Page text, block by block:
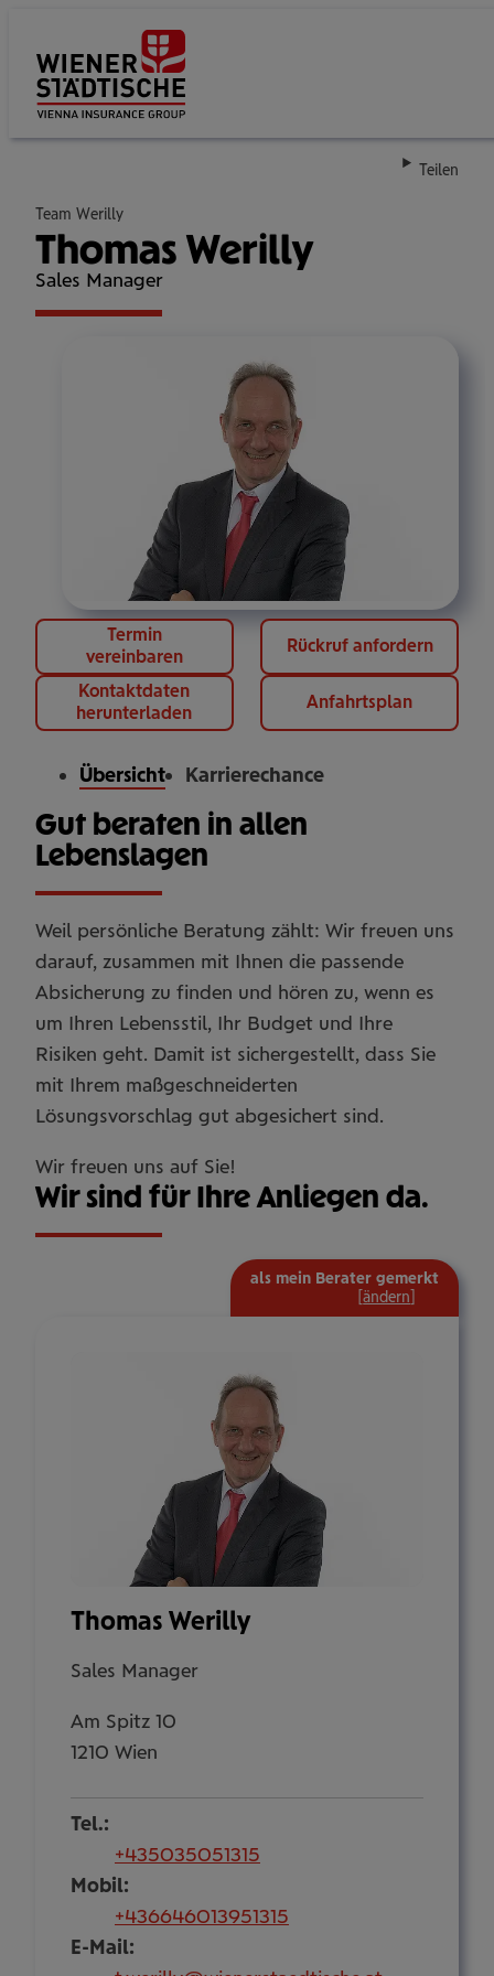
Teilen
Team Werilly
Thomas Werilly
Sales Manager
Termin
vereinbaren
Rückruf anfordern
Kontaktdaten
herunterladen
Anfahrtsplan
Übersicht Karrierechance
Gut beraten in allen
Lebenslagen
Weil persönliche Beratung zählt: Wir freuen uns
darauf, zusammen mit Ihnen die passende
Absicherung zu finden und hören zu, wenn es
um Ihren Lebensstil, Ihr Budget und Ihre
Risiken geht. Damit ist sichergestellt, dass Sie
mit Ihrem maßgeschneiderten
Lösungsvorschlag gut abgesichert sind.
Wir freuen uns auf Sie!
Wir sind für Ihre Anliegen da.
Thomas Werilly
Sales Manager
Am Spitz 10
1210 Wien
Tel.:
+435035051315
Mobil:
+436646013951315
E-Mail:
als mein Berater gemerkt
[ändern